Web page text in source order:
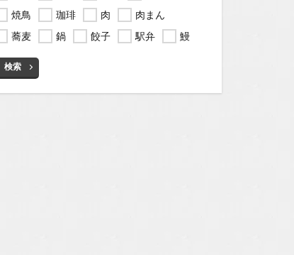
焼鳥
珈琲 肉
肉まん
蕎麦
鍋 餃子 駅弁 鰻
検索